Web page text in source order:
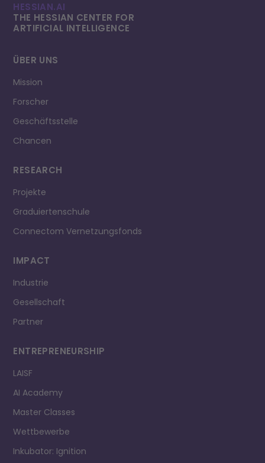
HESSIAN.AI
THE HESSIAN CENTER FOR
ARTIFICIAL INTELLI­GENCE
ÜBER UNS
Mission
Forscher
Geschäftsstelle
Chancen
RESEARCH
Projekte
Graduiertenschule
Connectom Vernetzungsfonds
IMPACT
Industrie
Gesellschaft
Partner
ENTREPRE­NEURSHIP
LAISF
AI Academy
Master Classes
Wettbewerbe
Inkubator: Ignition